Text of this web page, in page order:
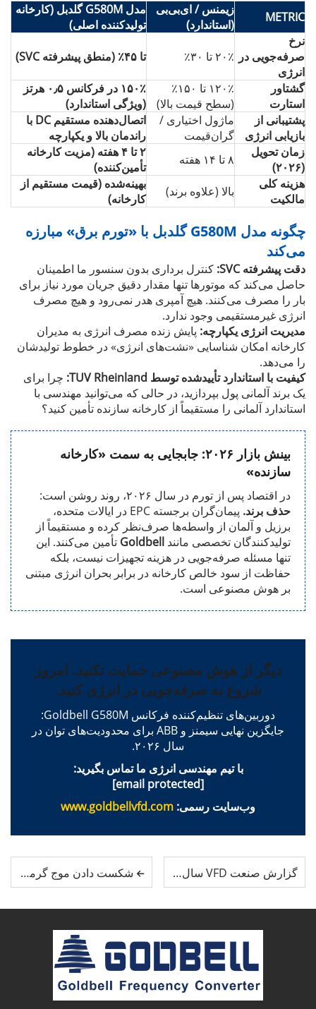
METRIC
زیمنس / ای‌بی‌بی
(استاندارد)
مدل G580M گلدبل (کارخانه
تولیدکننده اصلی)
نرخ
صرفه‌جویی در
انرژی
۲۰٪ تا ۳۰٪ تا ۴۵٪ (منطق پیشرفته SVC)
گشتاور
استارت
۱۲۰٪ تا ۱۵۰٪
(سطح قیمت بالا)
۱۵۰٪ در فرکانس ۰٫۵ هرتز
(ویژگی استاندارد)
پشتیبانی از
بازیابی انرژی
ماژول اختیاری /
گران‌قیمت
اتصال‌دهنده مستقیم DC با
راندمان بالا و یکپارچه
زمان تحویل
(۲۰۲۶)
۸ تا ۱۴ هفته
۲ تا ۴ هفته (مزیت کارخانه
تأمین‌کننده)
هزینه کلی
مالکیت
بالا (علاوه برند)
بهینه‌شده (قیمت مستقیم از
کارخانه)
چگونه مدل G580M گلدبل با «تورم برق» مبارزه
می‌کند
دقت پیشرفته SVC:
کنترل برداری بدون سنسور ما اطمینان
حاصل می‌کند که موتورها تنها مقدار دقیق جریان مورد نیاز برای
بار را مصرف می‌کنند. هیچ آمپری هدر نمی‌رود و هیچ مصرف
انرژی غیرمستقیمی وجود ندارد.
مدیریت انرژی یکپارچه: پایش زنده مصرف انرژی به مدیران
کارخانه امکان شناسایی «نشت‌های انرژی» در خطوط تولیدشان
را می‌دهد.
کیفیت با استاندارد تأییدشده توسط TUV Rheinland:
چرا برای
یک برند آلمانی پول بپردازید، در حالی که می‌توانید مهندسی با
استاندارد آلمانی را مستقیماً از کارخانه سازنده تأمین کنید؟
بینش بازار ۲۰۲۶: جابجایی به سمت «کارخانه
سازنده»
در اقتصاد پس از تورم در سال ۲۰۲۶، روند روشن است:
حذف برند.
پیمان‌گران برجسته EPC در ایالات متحده،
برزیل و آلمان از واسطه‌ها صرف‌نظر کرده و مستقیماً از
تولیدکنندگان تخصصی مانند Goldbell تأمین می‌کنند. این
تنها مسئله صرفه‌جویی در هزینه تجهیزات نیست، بلکه
حفاظت از سود خالص کارخانه در برابر بحران انرژی مبتنی
بر هوش مصنوعی است.
دیگر از هوش مصنوعی حمایت نکنید. امروز
شروع به صرفه‌جویی در انرژی کنید.
دوربین‌های تنظیم‌کننده فرکانس Goldbell G580M:
جایگزین نهایی سیمنز و ABB برای محدودیت‌های توان در
سال ۲۰۲۶.
با تیم مهندسی انرژی ما تماس بگیرید:
[email protected]
وب‌سایت رسمی: www.goldbellvfd.com
شکست دادن موج گرمای ۲۰۲۶: چرا اینورترهای پمپ خورشیدی گلدبل به استاندارد جدید تبدیل شده‌اند گزارش صنعت VFD سال ۲۰۲۶: چرا مدل Goldbell G580M بهترین جایگزین برند‌های Siemens/ABB و راه‌حل بهینه از کارخانه تولیدکننده است